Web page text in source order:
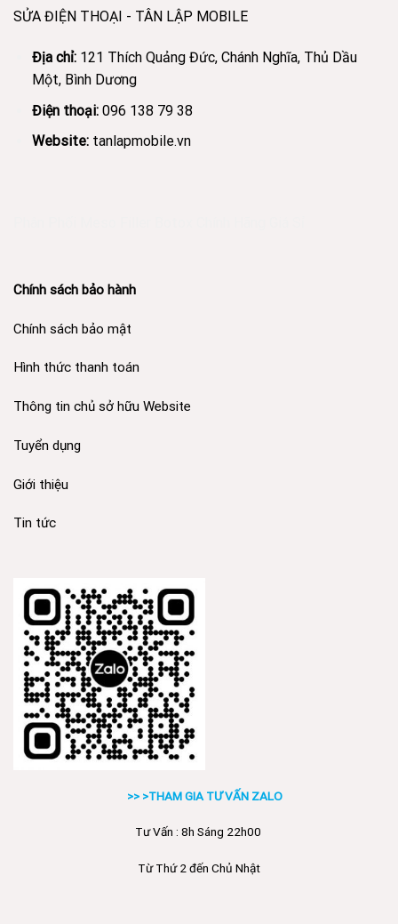
SỬA ĐIỆN THOẠI - TÂN LẬP MOBILE
Địa chỉ: 121 Thích Quảng Đức, Chánh Nghĩa, Thủ Dầu
Một, Bình Dương
Điện thoại: 096 138 79 38
Website: tanlapmobile.vn
Chính sách bảo hành
Chính sách bảo mật
Hình thức thanh toán
Thông tin chủ sở hữu Website
Tuyển dụng
Giới thiệu
Tin tức
>> >THAM GIA TƯ VẤN ZALO
Tư Vấn : 8h Sáng 22h00
Từ Thứ 2 đến Chủ Nhật